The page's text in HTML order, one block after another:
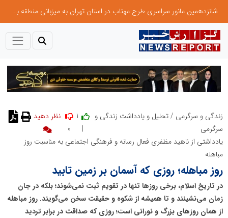
شانزدهمین مانور سراسری طرح مهتاب در استان تهران به میزبانی منطقه برق لواسان
زندگی و سرگرمی / تحلیل و یادداشت زندگی و
سرگرمی
1
|
0
نظر دهید
یادداشتی از ناهید مظفری فعال رسانه و فرهنگی اجتماعی به مناسبت روز
مباهله
روز مباهله؛ روزی که آسمان بر زمین تابید
در تاریخ اسلام، برخی روزها تنها در تقویم ثبت نمی‌شوند؛ بلکه در جان
زمان می‌نشینند و تا همیشه از شکوه و حقیقت سخن می‌گویند. روز مباهله
از همان روزهای بزرگ و نورانی است؛ روزی که صداقت در برابر تردید